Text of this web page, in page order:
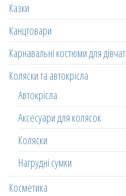
Казки
Канцтовари
Карнавальні костюми для дівчат
Коляски та автокрісла
Автокрісла
Аксесуари для колясок
Коляски
Нагрудні сумки
Косметика